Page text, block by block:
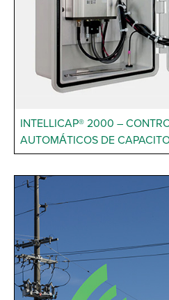
INTELLICAP® 2000 –
AUTOMÁTICOS DE